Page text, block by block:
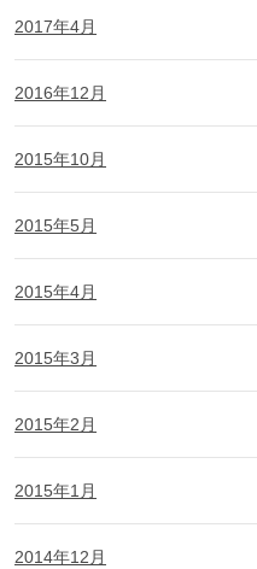
2017年4月
2016年12月
2015年10月
2015年5月
2015年4月
2015年3月
2015年2月
2015年1月
2014年12月